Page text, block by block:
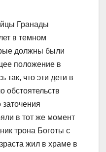
Гранады
в темном
должны были
положение в
так, что эти дети в
обстоятельств
в тот же момент
трона Боготы с
жил в храме в